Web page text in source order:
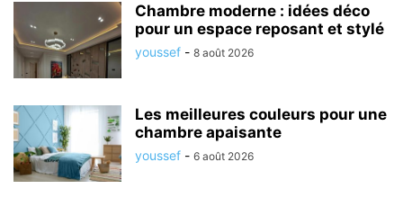
Chambre moderne : idées déco
pour un espace reposant et stylé
youssef - 8 août 2026
Les meilleures couleurs pour une
chambre apaisante
youssef - 6 août 2026